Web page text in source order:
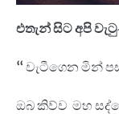
එතැන් සිට අපි
“ වැටීගෙන මින්
ඔබ කිව්ව මහ